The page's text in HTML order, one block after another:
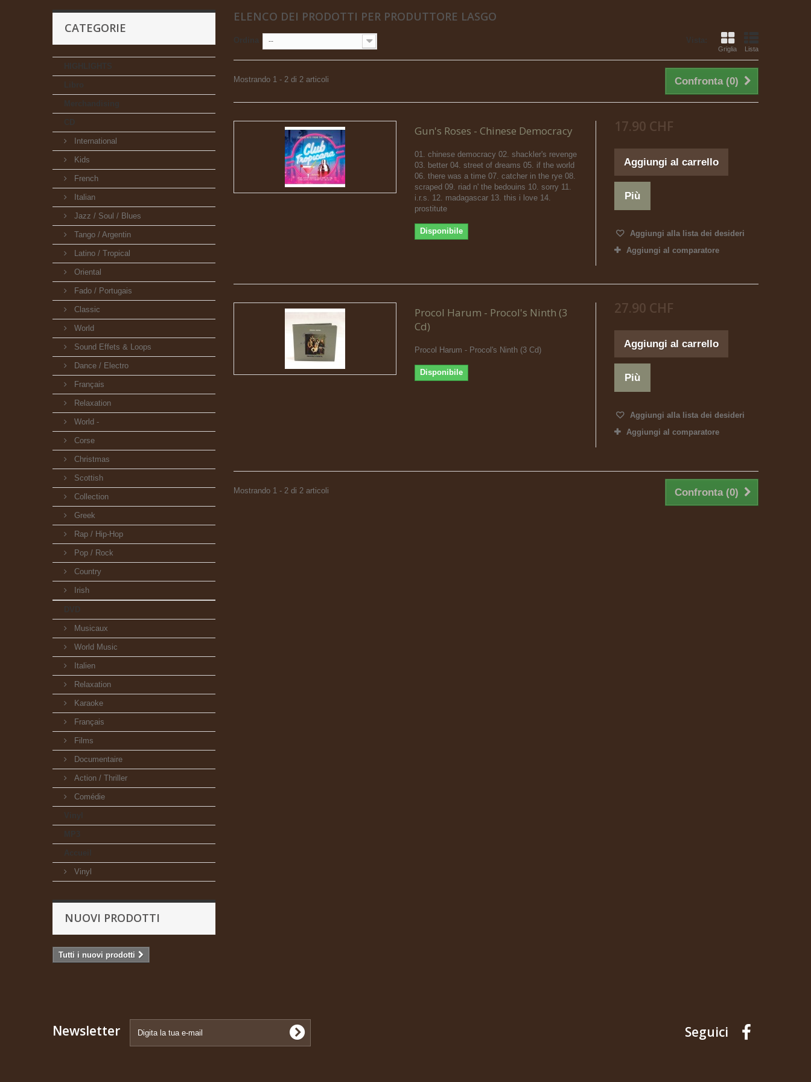
CATEGORIE
HIGHLIGHTS
International
Kids
French
Italian
Jazz / Soul / Blues
Tango / Argentin
Latino / Tropical
Oriental
Fado / Portugais
Classic
World
Sound Effets & Loops
Dance / Electro
Français
Relaxation
World -
Corse
Christmas
Scottish
Collection
Greek
Rap / Hip-Hop
Pop / Rock
Country
Irish
Musicaux
World Music
Italien
Relaxation
Karaoke
Français
Films
Documentaire
Action / Thriller
Comédie
Accueil
Vinyl
NUOVI PRODOTTI
Tutti i nuovi prodotti
ELENCO DEI PRODOTTI PER PRODUTTORE LASGO
Griglia Lista
--
Confronta (0)
Mostrando 1 - 2 di 2 articoli
Gun's Roses - Chinese Democracy
01. chinese democracy 02. shackler's revenge
03. better 04. street of dreams 05. if the world
06. there was a time 07. catcher in the rye 08.
scraped 09. riad n' the bedouins 10. sorry 11.
i.r.s. 12. madagascar 13. this i love 14.
prostitute
Disponibile
17.90 CHF
Aggiungi al carrello
Più
Aggiungi alla lista dei desideri
Aggiungi al comparatore
Procol Harum - Procol's Ninth (3
Cd)
Procol Harum - Procol's Ninth (3 Cd)
Disponibile
27.90 CHF
Aggiungi al carrello
Più
Aggiungi alla lista dei desideri
Aggiungi al comparatore
Confronta (0)
Mostrando 1 - 2 di 2 articoli
Newsletter Seguici